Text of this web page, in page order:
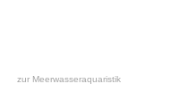
zur Meerwasseraquaristik